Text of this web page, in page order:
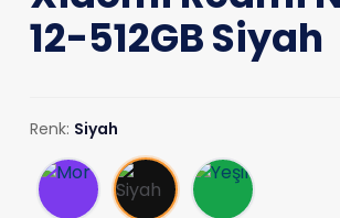
12-512GB Siyah
Renk: Siyah